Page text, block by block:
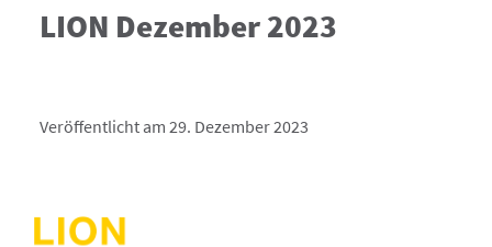
LION Dezember 2023
Veröffentlicht am 29. Dezember 2023